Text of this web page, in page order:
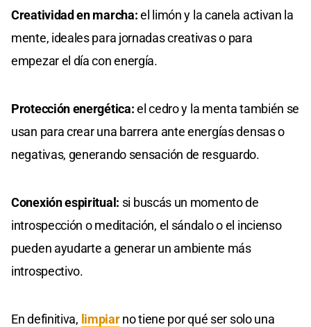
Creatividad en marcha:el limón y la canela activan la
mente, ideales para jornadas creativas o para
empezar el día con energía.
Protección energética:el cedro y la menta también se
usan para crear una barrera ante energías densas o
negativas, generando sensación de resguardo.
Conexión espiritual: si buscás un momento de
introspección o meditación, el sándalo o el incienso
pueden ayudarte a generar un ambiente más
introspectivo.
En definitiva, limpiarno tiene por qué ser solo una